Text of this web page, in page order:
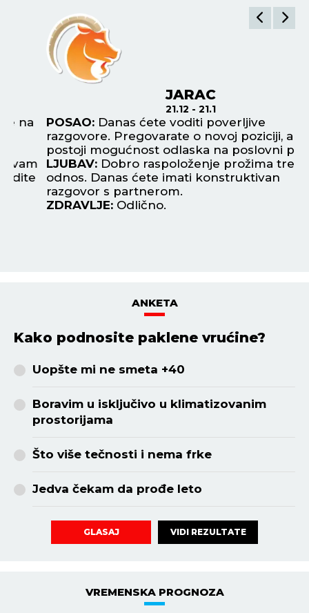
JARAC
21.12 - 21.1
POSAO:Danas ćete voditi poverljive
razgovore. Pregovarate o novoj poziciji, a
postoji mogućnost odlaska na poslovni put.
LJUBAV:Dobro raspoloženje prožima trenutni
odnos. Danas ćete imati konstruktivan
razgovor s partnerom.
ZDRAVLJE:Odlično.
ANKETA
Kako podnosite paklene vrućine?
Uopšte mi ne smeta +40
Boravim u isključivo u klimatizovanim
prostorijama
Što više tečnosti i nema frke
Jedva čekam da prođe leto
GLASAJ VIDI REZULTATE
VREMENSKA PROGNOZA